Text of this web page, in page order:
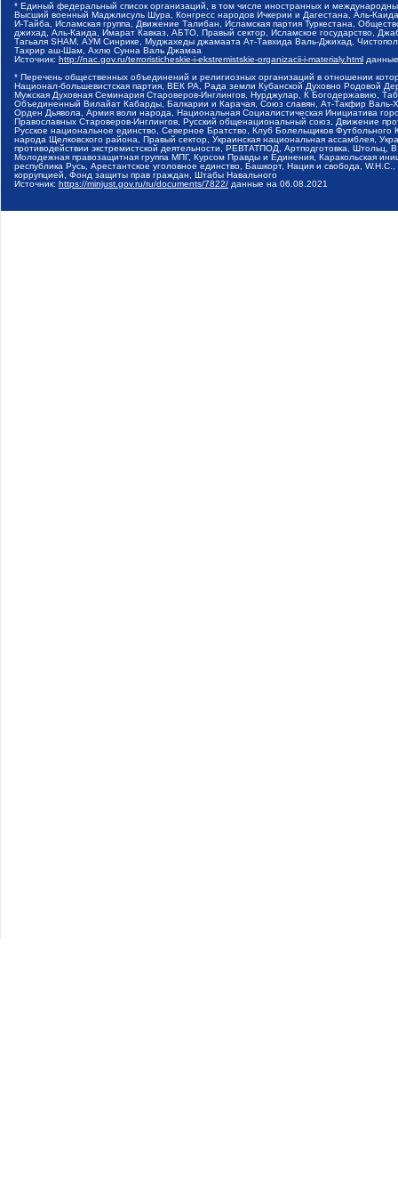
* Единый федеральный список организаций, в том числе иностранных и
Высший военный Маджлисуль Шура, Конгресс народов Ичкерии и Дагестана, Аль-
И-Тайба, Исламская группа, Движение Талибан, Исламская партия Туркестана,
джихад, Аль-Каида, Имарат Кавказ, АБТО, Правый сектор, Исламское государство,
Тагьаля SHAM, АУМ Синрике, Муджахеды джамаата Ат-Тавхида Валь-Джихад,
Тахрир аш-Шам, Ахлю Сунна Валь Джамаа
Источник: http://nac.gov.ru/terroristicheskie-i-ekstremistskie-organizacii-i-materialy.html
* Перечень общественных объединений и религиозных организаций в отношении
Национал-большевистская партия, ВЕК РА, Рада земли Кубанской Духовно Родовой
Мужская Духовная Семинария Староверов-Инглингов, Нурджулар, К Богодержавию,
Объединенный Вилайат Кабарды, Балкарии и Карачая, Союз славян, Ат-Такфир Валь-
Орден Дьявола, Армия воли народа, Национальная Социалистическая Инициатива
Православных Староверов-Инглингов, Русский общенациональный союз, Движение
Русское национальное единство, Северное Братство, Клуб Болельщиков
народа Щелковского района, Правый сектор, Украинская национальная ассамблея,
противодействии экстремистской деятельности, РЕВТАТПОД, Артподготовка,
Молодежная правозащитная группа МПГ, Курсом Правды и Единения, Каракольская
республика Русь, Арестантское уголовное единство, Башкорт, Нация и свобода,
коррупцией, Фонд защиты прав граждан, Штабы Навального
Источник: https://minjust.gov.ru/ru/documents/7822/ данные на 06.08.2021